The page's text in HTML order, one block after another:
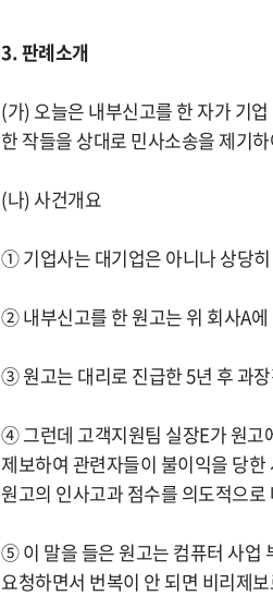
3. 판례소개
(가) 오늘은 내부신고를 한 자가 기
한 작들을 상대로 민사소송을 제기
(나) 사건개요
① 기업사는 대기업은 아니나 상당
② 내부신고를 한 원고는 위 회사A
③ 원고는 대리로 진급한 5년 후 과
④ 그런데 고객지원팀 실장E가 원고
제보하여 관련자들이 불이익을 당
원고의 인사고과 점수를 의도적으
⑤ 이 말을 들은 원고는 컴퓨터 사업
요청하면서 번복이 안 되면 비리제